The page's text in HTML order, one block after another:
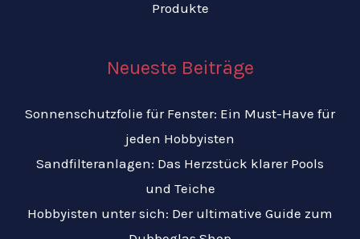
Produkte
Neueste Beiträge
Sonnenschutzfolie für Fenster: Ein Must-Have für
jeden Hobbyisten
Sandfilteranlagen: Das Herzstück klarer Pools
und Teiche
Hobbyisten unter sich: Der ultimative Guide zum